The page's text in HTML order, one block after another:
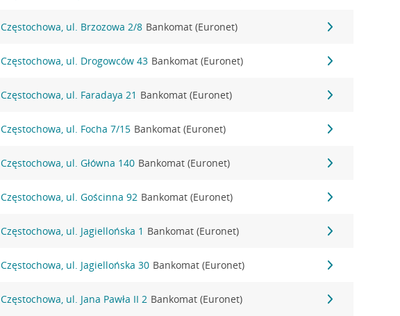
Częstochowa, ul. Brzozowa 2/8 Bankomat (Euronet)
Częstochowa, ul. Drogowców 43 Bankomat (Euronet)
Częstochowa, ul. Faradaya 21 Bankomat (Euronet)
Częstochowa, ul. Focha 7/15 Bankomat (Euronet)
Częstochowa, ul. Główna 140 Bankomat (Euronet)
Częstochowa, ul. Gościnna 92 Bankomat (Euronet)
Częstochowa, ul. Jagiellońska 1 Bankomat (Euronet)
Częstochowa, ul. Jagiellońska 30 Bankomat (Euronet)
Częstochowa, ul. Jana Pawła II 2 Bankomat (Euronet)